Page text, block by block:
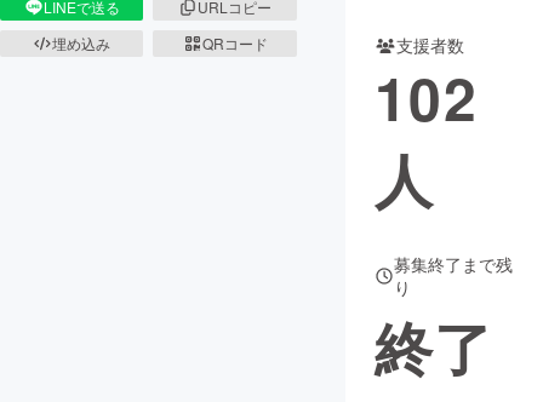
LINEで送る
URLコピー
埋め込み
QRコード 支援者数
102
人
募集終了まで残
り
終了